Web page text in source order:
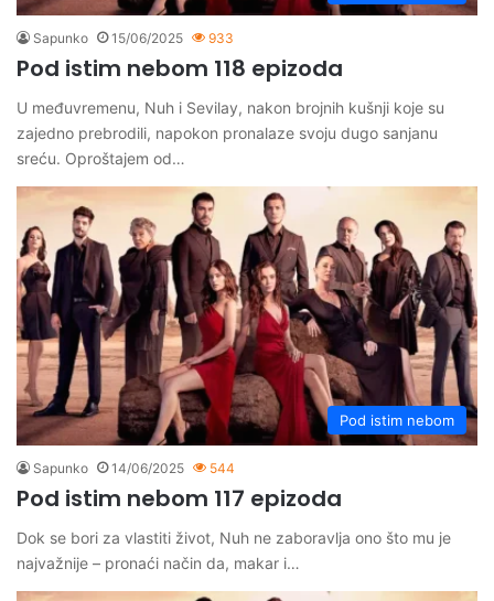
Sapunko 15/06/2025 933
Pod istim nebom 118 epizoda
U međuvremenu, Nuh i Sevilay, nakon brojnih kušnji koje su
zajedno prebrodili, napokon pronalaze svoju dugo sanjanu
sreću. Oproštajem od…
Pod istim nebom
Sapunko 14/06/2025 544
Pod istim nebom 117 epizoda
Dok se bori za vlastiti život, Nuh ne zaboravlja ono što mu je
najvažnije – pronaći način da, makar i…